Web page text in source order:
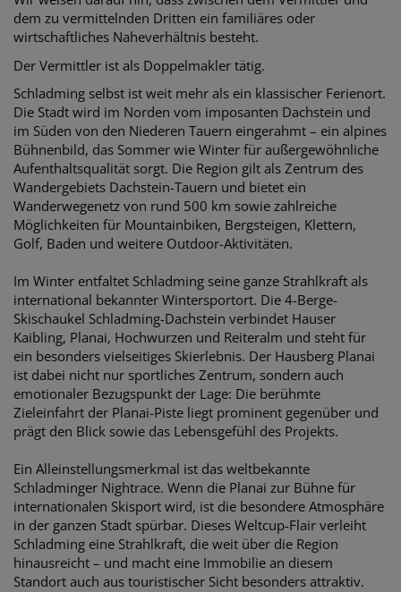
dem zu vermittelnden Dritten ein familiäres oder
wirtschaftliches Naheverhältnis besteht.
Der Vermittler ist als Doppelmakler tätig.
Schladming selbst ist weit mehr als ein klassischer Ferienort.
Die Stadt wird im Norden vom imposanten Dachstein und
im Süden von den Niederen Tauern eingerahmt – ein alpines
Bühnenbild, das Sommer wie Winter für außergewöhnliche
Aufenthaltsqualität sorgt. Die Region gilt als Zentrum des
Wandergebiets Dachstein-Tauern und bietet ein
Wanderwegenetz von rund 500 km sowie zahlreiche
Möglichkeiten für Mountainbiken, Bergsteigen, Klettern,
Golf, Baden und weitere Outdoor-Aktivitäten.
Im Winter entfaltet Schladming seine ganze Strahlkraft als
international bekannter Wintersportort. Die 4-Berge-
Skischaukel Schladming-Dachstein verbindet Hauser
Kaibling, Planai, Hochwurzen und Reiteralm und steht für
ein besonders vielseitiges Skierlebnis. Der Hausberg Planai
ist dabei nicht nur sportliches Zentrum, sondern auch
emotionaler Bezugspunkt der Lage: Die berühmte
Zieleinfahrt der Planai-Piste liegt prominent gegenüber und
prägt den Blick sowie das Lebensgefühl des Projekts.
Ein Alleinstellungsmerkmal ist das weltbekannte
Schladminger Nightrace. Wenn die Planai zur Bühne für
internationalen Skisport wird, ist die besondere Atmosphäre
in der ganzen Stadt spürbar. Dieses Weltcup-Flair verleiht
Schladming eine Strahlkraft, die weit über die Region
hinausreicht – und macht eine Immobilie an diesem
Standort auch aus touristischer Sicht besonders attraktiv.